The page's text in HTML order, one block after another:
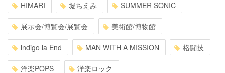
HIMARI 堀ちえみ SUMMER SONIC
展示会/博覧会/展覧会 美術館/博物館
indigo la End MAN WITH A MISSION 格闘技
洋楽POPS 洋楽ロック